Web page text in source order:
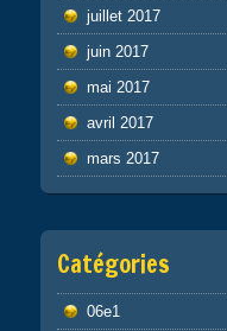
juillet 2017
juin 2017
mai 2017
avril 2017
mars 2017
Catégories
06e1